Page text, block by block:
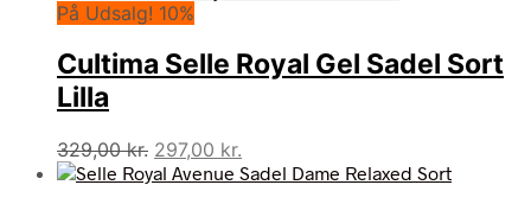
På Udsalg! 10%
Cultima Selle Royal Gel Sadel Sort
Lilla
329,00kr. Den
oprindelige
297,00 kr.
aktuelle